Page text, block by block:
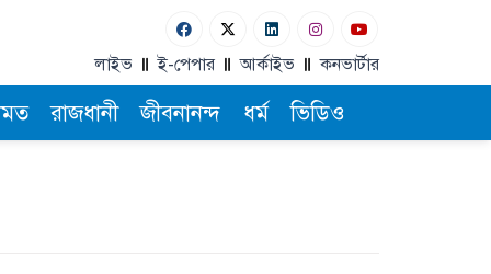
লাইভ ই-পেপার আর্কাইভ কনভার্টার
রাজধানী জীবনানন্দ ধর্ম ভিডিও